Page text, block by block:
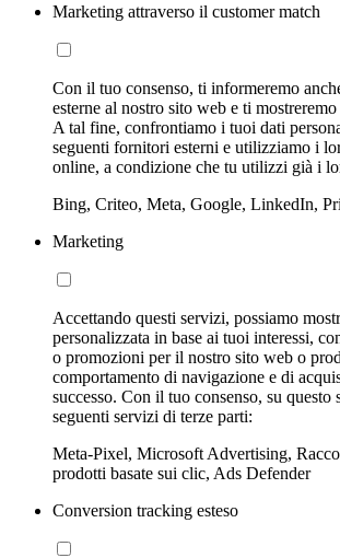
Marketing attraverso il customer match
Con il tuo consenso, ti informeremo
esterne al nostro sito web e ti
A tal fine, confrontiamo i tuoi dati
seguenti fornitori esterni e utilizziamo i
online, a condizione che tu utilizzi già i
Bing, Criteo, Meta, Google, LinkedIn,
Marketing
Accettando questi servizi, possiamo
personalizzata in base ai tuoi interessi,
o promozioni per il nostro sito web o
comportamento di navigazione e di
successo. Con il tuo consenso, su
seguenti servizi di terze parti:
Meta-Pixel, Microsoft Advertising,
prodotti basate sui clic, Ads Defender
Conversion tracking esteso